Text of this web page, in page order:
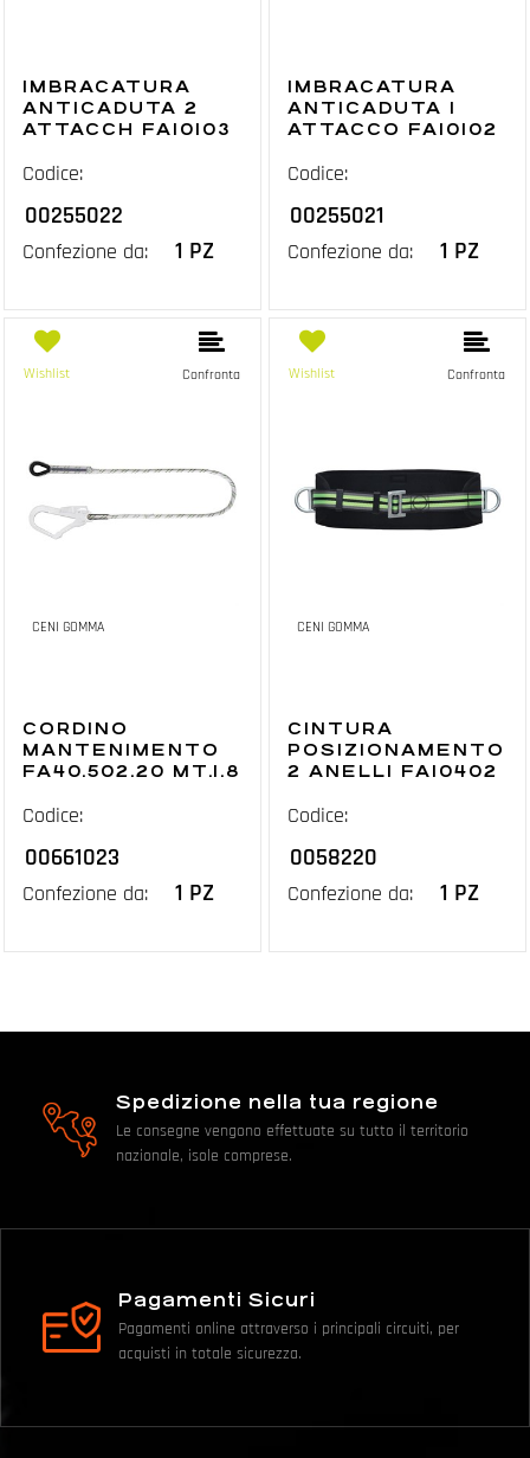
IMBRACATURA
ANTICADUTA 2
ATTACCH FA10103
Codice:
00255022
Confezione da: 1 PZ
IMBRACATURA
ANTICADUTA 1
ATTACCO FA10102
Codice:
00255021
Confezione da: 1 PZ
Wishlist Confronta
CENI GOMMA
CORDINO
MANTENIMENTO
FA40.502.20 MT.1.8
Codice:
00661023
Confezione da: 1 PZ
Wishlist Confronta
CENI GOMMA
CINTURA
POSIZIONAMENTO
2 ANELLI FA10402
Codice:
0058220
Confezione da: 1 PZ
Spedizione nella tua regione
Le consegne vengono effettuate su tutto il territorio
nazionale, isole comprese.
Pagamenti Sicuri
Pagamenti online attraverso i principali circuiti, per
acquisti in totale sicurezza.